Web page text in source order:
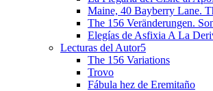
Maine, 40 Bayberry Lane.
The 156 Veränderungen.
Elegías de Asfixia A La
Lecturas del Autor
The 156 Variations
Trovo
Fábula hez de Eremitaño